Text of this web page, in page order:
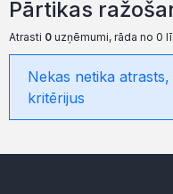
Pārtikas
Atrasti 0 uzņēmumi, rāda no 0
Nekas netika
kritērijus